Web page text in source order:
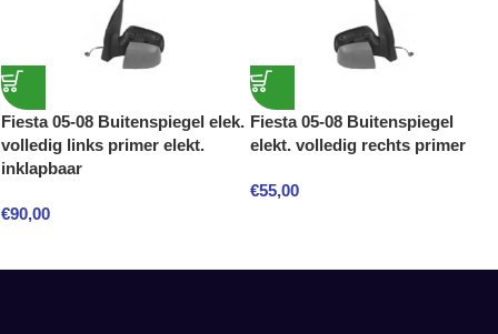
Fiesta 05-08 Buitenspiegel elek.
volledig links primer elekt.
inklapbaar
€90,00
Fiesta 05-08 Buitenspiegel
elekt. volledig rechts primer
€55,00